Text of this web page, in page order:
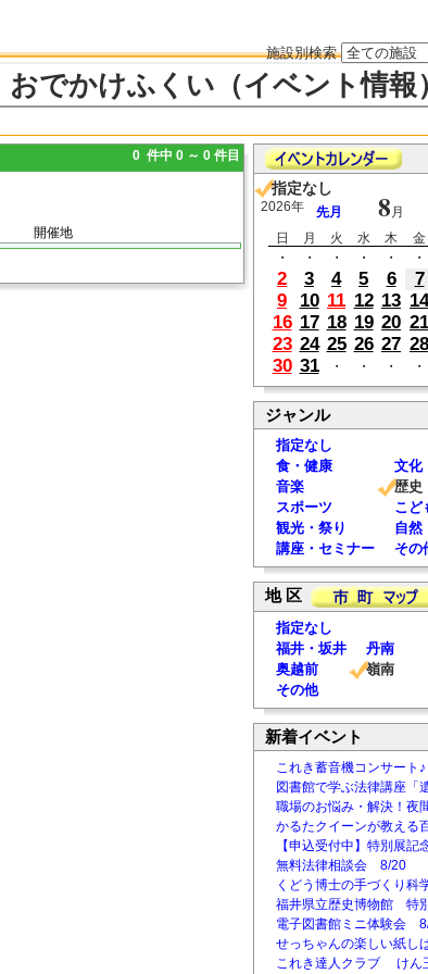
施設別検索
おでかけふくい（イベント情報
0 件中 0 ～ 0 件目
開催地
指定なし
2026年 先月 8 月
日
月 火 水 木 金
・
・ ・ ・ ・ ・
2
3 4 5 6 7
9
10 11 12 13 14
16 17 18 19 20 21
23 24 25 26 27 28
30 31 ・ ・ ・ ・
ジャンル
指定なし
食・健康
文化
音楽
歴史
スポーツ
こど
観光・祭り
自然
講座・セミナー
その
地 区
指定なし
福井・坂井
丹南
奥越前
嶺南
その他
新着イベント
これき蓄音機コンサート♪
図書館で学ぶ法律講座「
職場のお悩み・解決！夜
かるたクイーンが教える
【申込受付中】特別展記
無料法律相談会 8/20
くどう博士の手づくり科
福井県立歴史博物館 特
電子図書館ミニ体験会
せっちゃんの楽しい紙し
これき達人クラブ けん